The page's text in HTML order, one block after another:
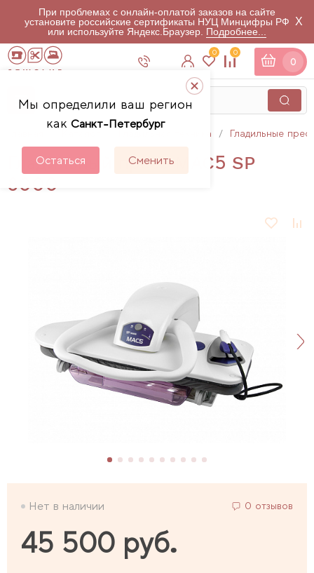
При проблемах с онлайн-оплатой заказов на сайте
установите российские сертификаты НУЦ Минцифры РФ
или используйте Яндекс.Браузер. Подробнее...
X
Мы определили ваш регион
как Санкт-Петербург
Остаться Сменить
0 0
0
Гладильная техника Гладильные
Гладильный пресс MAC5 SP
8000
Нет в наличии 0 отзывов
45 500 руб.